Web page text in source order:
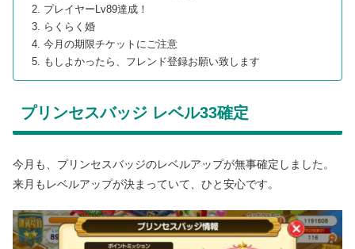
プレイヤーLv89達成！
らくらく婚
今月の期限チケットにご注意
もしよかったら、フレンド登録お願い致します
プリンセスバッジ レベル33確定
今月も、プリンセスバッジのレベルアップが無事確定しました。
来月もレベルアップが決まっていて、ひと安心です。